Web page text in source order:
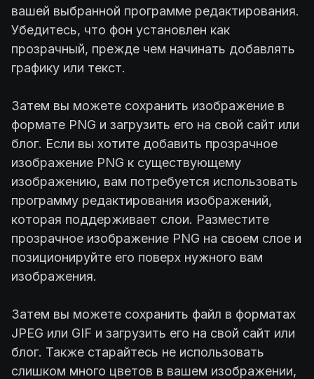
вашей выбранной программе редактирования.
Убедитесь, что фон установлен как
прозрачный, прежде чем начинать добавлять
графику или текст.
Затем вы можете сохранить изображение в
формате PNG и загрузить его на свой сайт или
блог. Если вы хотите добавить прозрачное
изображение PNG к существующему
изображению, вам потребуется использовать
программу редактирования изображений,
которая поддерживает слои. Разместите
прозрачное изображение PNG на своем слое и
позиционируйте его поверх нужного вам
изображения.
Затем вы можете сохранить файл в форматах
JPEG или GIF и загрузить его на свой сайт или
блог. Также старайтесь не использовать
слишком много цветов в вашем изображении,